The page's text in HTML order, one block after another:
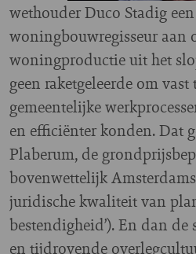
wethouder Duco Stadig een
woningbouwregisseur aan
woningproductie uit het
geen raketgeleerde om
gemeentelijke
en efficiënter konden. Dat
Plaberum, de
bovenwettelijk
juridische kwaliteit van
bestendigheid’). En dan
en tijdrovende